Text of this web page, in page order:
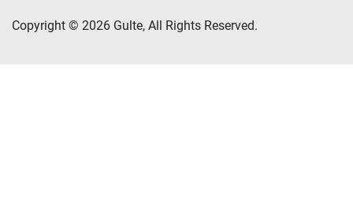
Copyright © 2026 Gulte, All Rights Reserved.